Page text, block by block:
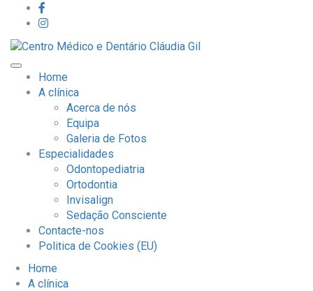
Home
A clínica
Acerca de nós
Equipa
Galeria de Fotos
Especialidades
Odontopediatria
Ortodontia
Invisalign
Sedação Consciente
Contacte-nos
Politica de Cookies (EU)
Home
A clínica